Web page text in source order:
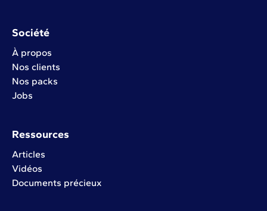
Société
À propos
Nos clients
Nos packs
Jobs
Ressources
Articles
Vidéos
Documents précieux